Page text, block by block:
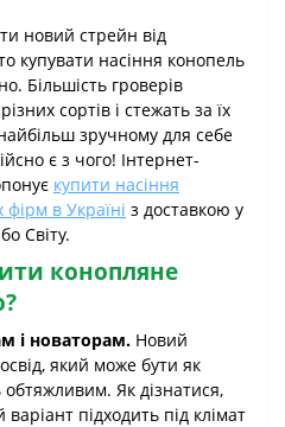
новий стрейн від
купувати насіння конопель
Більшість гроверів
сортів і стежать за їх
зручному для себе
є з чого! Інтернет-
купити насіння
в Україні з доставкою у
Світу.
конопляне
і новаторам. Новий
який може бути як
обтяжливим. Як дізнатися,
підходить під клімат